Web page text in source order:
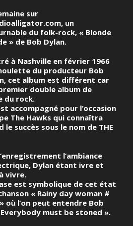
sur
, un
du folk-rock, « Blonde
» de Bob Dylan.
à Nashville en février 1966
du producteur Bob
cet album est différent car
double album de
du rock.
accompagné pour l’occasion
The Hawks qui connaîtra
le succès sous le nom de THE
l’ambiance
Dylan étant ivre et
vivre.
est symbolique de cet état
« Rainy day woman #
où l’on peut entendre Bob
must be stoned ».